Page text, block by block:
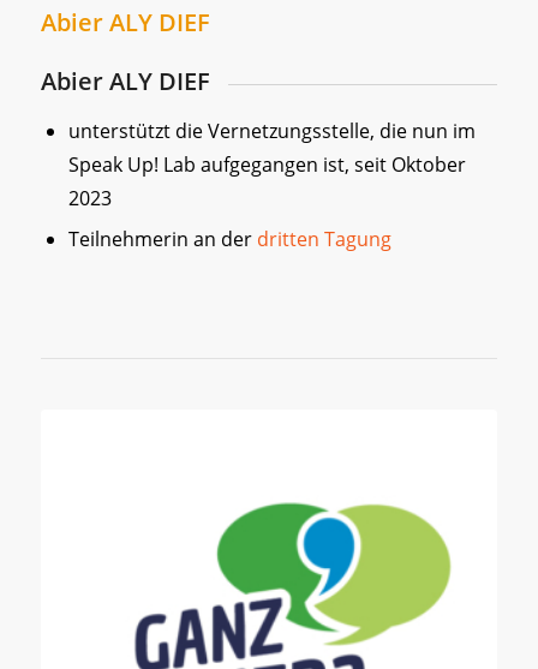
Abier ALY DIEF
Abier ALY DIEF
unterstützt die Vernetzungsstelle, die nun im
Speak Up! Lab aufgegangen ist, seit Oktober
2023
Teilnehmerin an der dritten Tagung